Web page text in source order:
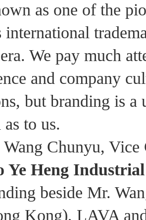
as one of the
international
We pay much
and company
but branding is a
to us.
Chunyu, Vice
Heng Industrial
beside Mr.
Kong), LAVA